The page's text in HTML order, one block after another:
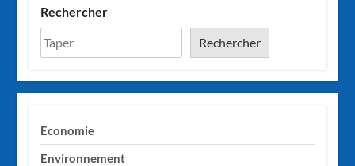
Rechercher
Rechercher
Economie
Environnement